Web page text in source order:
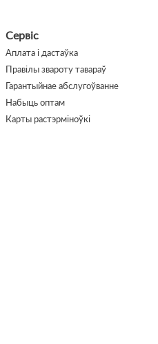
Сервіс
Аплата і дастаўка
Правілы звароту тавараў
Гарантыйнае абслугоўванне
Набыць оптам
Карты растэрміноўкі